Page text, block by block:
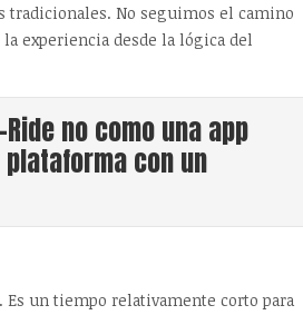
tradicionales. No seguimos el camino
experiencia desde la lógica del
no como una app
con un
. Es un tiempo relativamente corto para